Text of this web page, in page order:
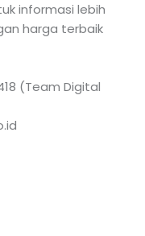
informasi lebih
harga terbaik
(Team Digital